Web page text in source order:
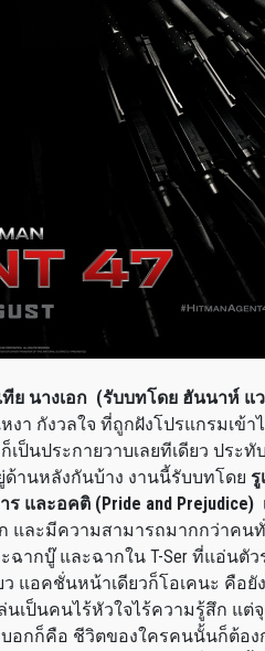
ทีย นางเอก (รับบทโดย ฮันนาห์ แ
า กังวลใจ ที่ถูกฝังโปรแกรมเข้
ป็นประกายวาบเลยทีเดียว ประ
านหลังกันบ้าง งานนี้รับบทโดย รู
ร และอคติ (Pride and Prejudice)
และมีความสามารถมากกว่าคน
ะฉากบู๊ และฉากใน T-Ser ที่แอ่นตัว
ว แอคชั่นหน้าเดียวก็โอเคนะ คือยั
ล่นเป็นคนไร้หัวใจไร้ความรู้สึก แ
อกก็คือ ชีวิตของใครคนนั้นก็ต้อง